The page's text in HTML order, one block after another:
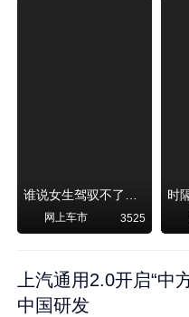
谁说女生驾驭不了大SUV？看我开问界M6驰骋坝上草原！
网上车市 3525
上汽通用2.0开启“中
中国研发